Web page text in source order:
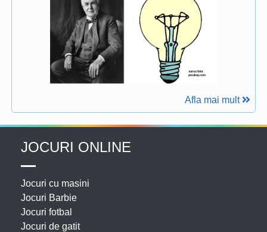
Afla mai mult
JOCURI ONLINE
Jocuri cu masini
Jocuri Barbie
Jocuri fotbal
Jocuri de gatit